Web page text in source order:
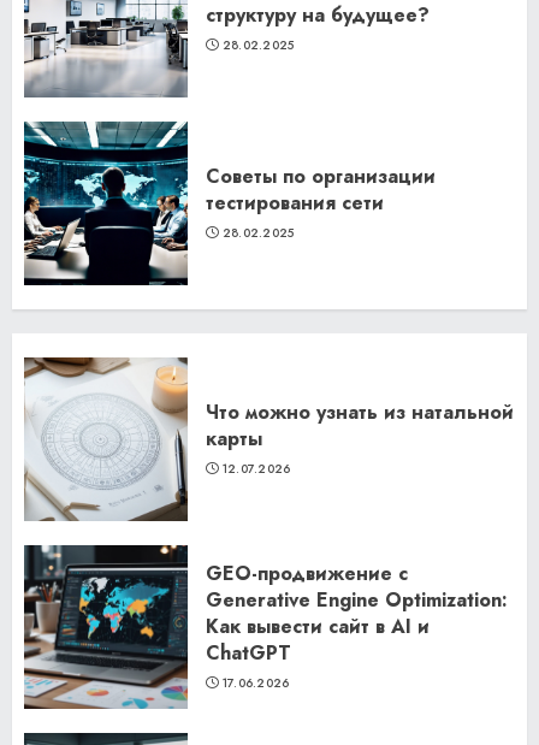
структуру на будущее?
28.02.2025
Советы по организации
тестирования сети
28.02.2025
Что можно узнать из натальной
карты
12.07.2026
GEO-продвижение с
Generative Engine Optimization:
Как вывести сайт в AI и
ChatGPT
17.06.2026